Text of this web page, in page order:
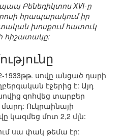
պապ Բենեդիկտոս XVI-ը
հրապարակում իր
խոսքում հատուկ
հիշատակը:
1933թթ. սովը անցած դարի
էջերից է: Այդ
զոհվեց տարբեր
մարդ: Ուկրաինայի
կազմեց մոտ 2,2 մլն:
սա փակ թեմա էր: